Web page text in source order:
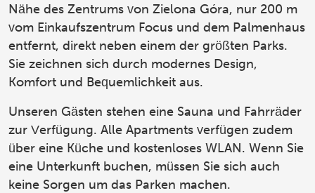
Nähe des Zentrums von Zielona Góra, nur 200 m
vom Einkaufszentrum Focus und dem Palmenhaus
entfernt, direkt neben einem der größten Parks.
Sie zeichnen sich durch modernes Design,
Komfort und Bequemlichkeit aus.
Unseren Gästen stehen eine Sauna und Fahrräder
zur Verfügung. Alle Apartments verfügen zudem
über eine Küche und kostenloses WLAN. Wenn Sie
eine Unterkunft buchen, müssen Sie sich auch
keine Sorgen um das Parken machen.